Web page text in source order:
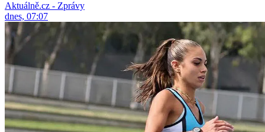
Aktuálně.cz - Zprávy
dnes, 07:07